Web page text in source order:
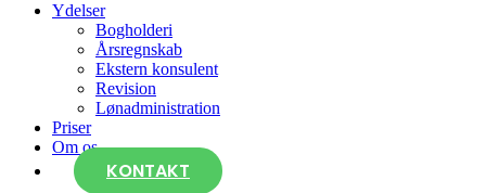
Ydelser
Bogholderi
Årsregnskab
Ekstern konsulent
Revision
Lønadministration
Priser
Om os
KONTAKT